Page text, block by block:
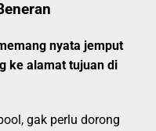
nyata jemput
ke alamat tujuan di
gak perlu dorong